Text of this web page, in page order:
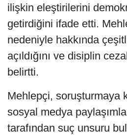
ilişkin eleştirilerini
getirdiğini ifade etti.
nedeniyle hakkında
açıldığını ve disiplin
belirtti.
Mehlepçi, soruşturmaya
sosyal medya
tarafından suç unsuru